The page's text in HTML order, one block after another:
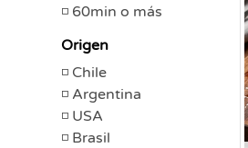
60min o más
Origen
Chile
Argentina
USA
Brasil